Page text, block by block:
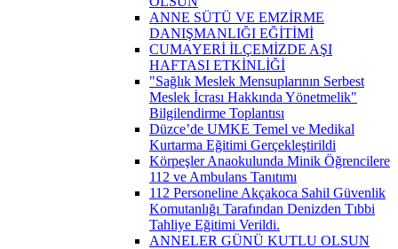
ANNE SÜTÜ VE EMZİRME
DANIŞMANLIĞI EĞİTİMİ
CUMAYERİ İLÇEMİZDE AŞI
HAFTASI ETKİNLİĞİ
"Sağlık Meslek Mensuplarının Serbest
Meslek İcrası Hakkında Yönetmelik"
Bilgilendirme Toplantısı
Düzce’de UMKE Temel ve Medikal
Kurtarma Eğitimi Gerçekleştirildi
Körpeşler Anaokulunda Minik Öğrencilere
112 ve Ambulans Tanıtımı
112 Personeline Akçakoca Sahil Güvenlik
Komutanlığı Tarafından Denizden Tıbbi
Tahliye Eğitimi Verildi.
ANNELER GÜNÜ KUTLU OLSUN